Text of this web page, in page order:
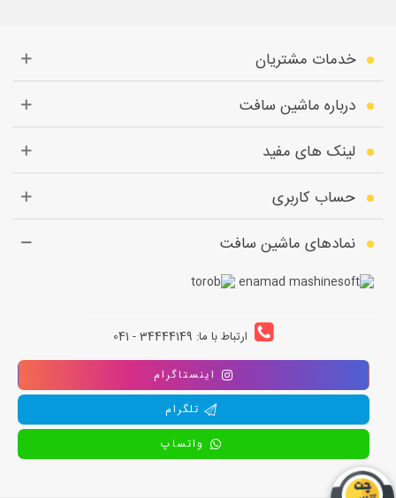
خدمات مشتریان
درباره ماشین سافت
لینک های مفید
حساب کاربری
نمادهای ماشین سافت
ارتباط با ما: 34444149 - 041
اینستاگرام
تلگرام
واتساپ